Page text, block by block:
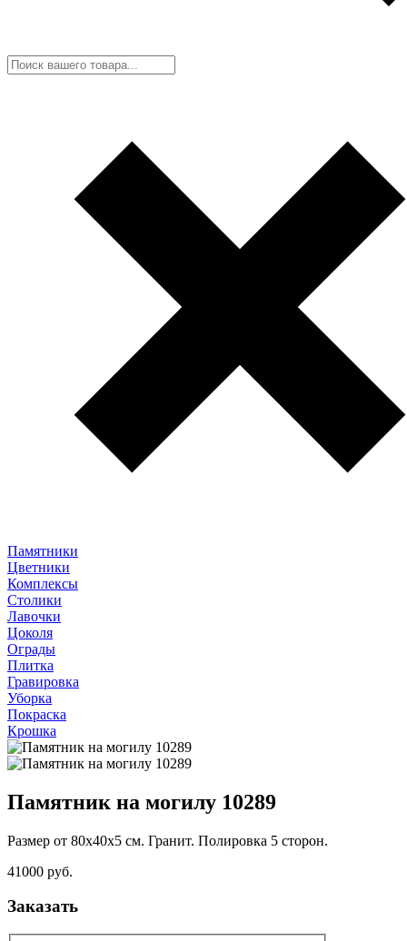
Памятники
Цветники
Комплексы
Столики
Лавочки
Цоколя
Ограды
Плитка
Гравировка
Уборка
Покраска
Крошка
Памятник на могилу 10289
Размер от 80х40х5 см. Гранит. Полировка 5 сторон.
41000 руб.
Заказать